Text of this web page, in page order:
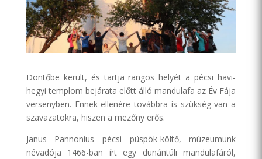
Döntőbe került, és tartja rangos helyét a pécsi havi-
hegyi templom bejárata előtt álló mandulafa az Év Fája
versenyben. Ennek ellenére továbbra is szükség van a
szavazatokra, hiszen a mezőny erős.
Janus Pannonius pécsi püspök-költő, múzeumunk
névadója 1466-ban írt egy dunántúli mandulafáról,